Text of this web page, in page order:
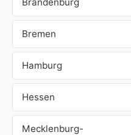
Bremen
Hamburg
Hessen
Mecklenburg-